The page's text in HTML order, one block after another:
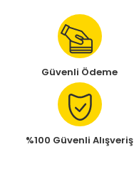
Güvenli Ödeme
%100 Güvenli Alışveriş